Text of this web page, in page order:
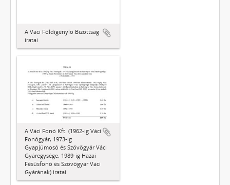
A Váci Földigénylő Bizottság
iratai
A Váci Fonó Kft. (1962-ig Váci
Fonógyár, 1973-ig
Gyapjúmosó és Szövőgyár Váci
Gyáregysége, 1989-ig Hazai
Fésűsfonó és Szövőgyár Váci
Gyárának) iratai